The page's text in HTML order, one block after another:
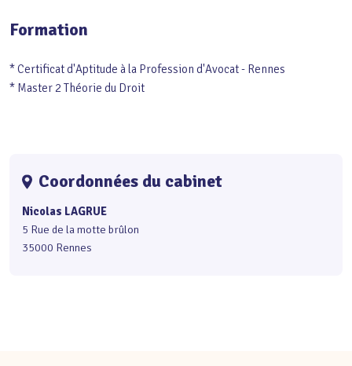
Formation
* Certificat d'Aptitude à la Profession d'Avocat - Rennes
* Master 2 Théorie du Droit
Coordonnées du cabinet
Nicolas LAGRUE
5 Rue de la motte brûlon
35000 Rennes